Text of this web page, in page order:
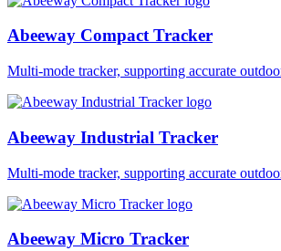
Abeeway Compact Tracker
Multi-mode tracker, supporting accurate
Abeeway Industrial Tracker
Multi-mode tracker, supporting accurate
Abeeway Micro Tracker